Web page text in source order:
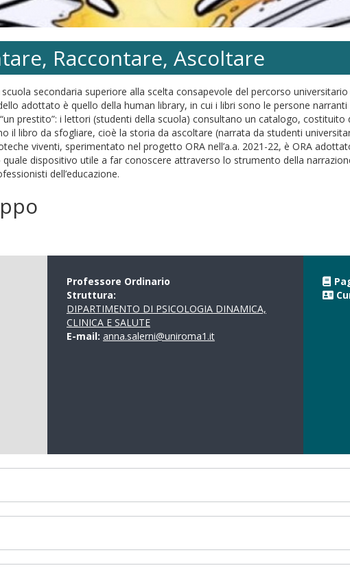
Raccontare, Ascoltare
secondaria superiore alla scelta consapevole del percorso
adottato è quello della human library, in cui i libri sono le persone
prestito”: i lettori (studenti della scuola) consultano un catalogo,
il libro da sfogliare, cioè la storia da ascoltare (narrata da studenti
viventi, sperimentato nel progetto ORA nell’a.a. 2021-22, è ORA
dispositivo utile a far conoscere attraverso lo strumento della
dell’educazione.
Professore Ordinario
Struttura:
DIPARTIMENTO DI PSICOLOGIA DINAMICA,
CLINICA E SALUTE
E-mail: anna.salerni@uniroma1.it